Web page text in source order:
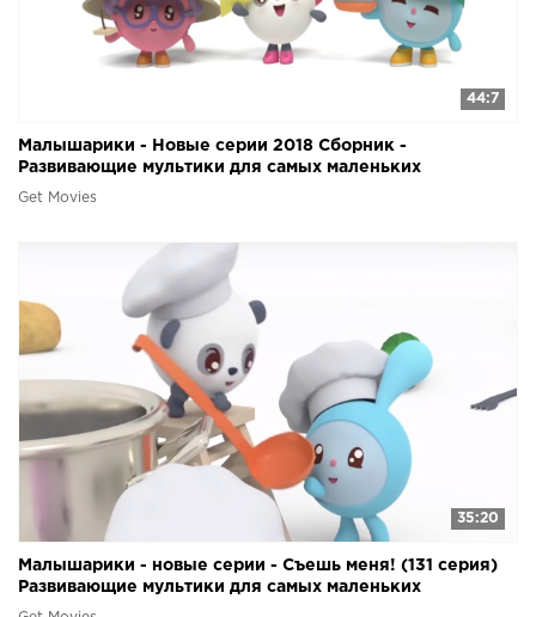
44:7
Малышарики - Новые серии 2018 Сборник -
Развивающие мультики для самых маленьких
Get Movies
35:20
Малышарики - новые серии - Съешь меня! (131 серия)
Развивающие мультики для самых маленьких